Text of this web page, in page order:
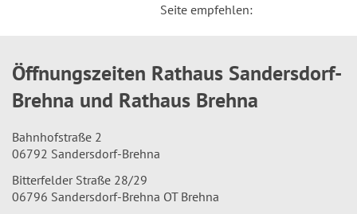
Seite empfehlen:
Öffnungszeiten Rathaus Sandersdorf-
Brehna und Rathaus Brehna
Bahnhofstraße 2
06792 Sandersdorf-Brehna
Bitterfelder Straße 28/29
06796 Sandersdorf-Brehna OT Brehna